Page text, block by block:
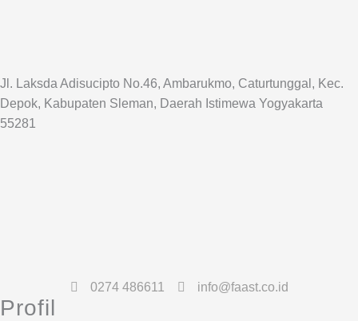
Jl. Laksda Adisucipto No.46, Ambarukmo, Caturtunggal, Kec.
Depok, Kabupaten Sleman, Daerah Istimewa Yogyakarta
55281
0274 486611 info@faast.co.id
Profil